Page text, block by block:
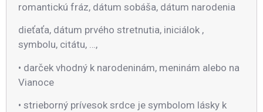
romantickú fráz, dátum sobáša, dátum narodenia
dieťaťa, dátum prvého stretnutia, iniciálok ,
symbolu, citátu, …,
• darček vhodný k narodeninám, meninám alebo na
Vianoce
• strieborný prívesok srdce je symbolom lásky k